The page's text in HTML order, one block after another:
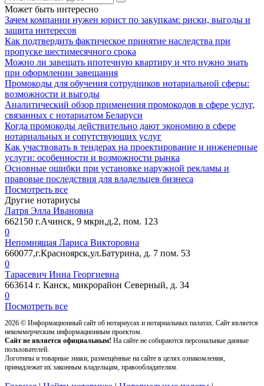
Может быть интересно
Зачем компании нужен юрист по закупкам: риски, выгоды и
защита интересов
Как подтвердить фактическое принятие наследства при
пропуске шестимесячного срока
Можно ли завещать ипотечную квартиру и что нужно знать
при оформлении завещания
Промокоды для обучения сотрудников нотариальной сферы:
возможности и выгоды
Аналитический обзор применения промокодов в сфере услуг,
связанных с нотариатом Беларуси
Когда промокоды действительно дают экономию в сфере
нотариальных и сопутствующих услуг
Как участвовать в тендерах на проектирование и инженерные
услуги: особенности и возможности рынка
Основные ошибки при установке наружной рекламы и
правовые последствия для владельцев бизнеса
Посмотреть все
Другие нотариусы
Латря Элла Ивановна
662150 г.Ачинск, 9 мкрн,д.2, пом. 123
0
Непомнящая Лариса Викторовна
660077,г.Красноярск,ул.Батурина, д. 7 пом. 53
0
Тарасевич Инна Георгиевна
663614 г. Канск, микрорайон Северный, д. 34
0
Посмотреть все
2026 © Информационный сайт об нотариусах и нотариальных палатах. Сайт является
некоммерческим информационным проектом.
Сайт не является официальным! На сайте не собираются персональные данные
пользователей.
Логотипы и товарные знаки, размещённые на сайте в целях ознакомления,
принадлежат их законным владельцам, правообладателям.